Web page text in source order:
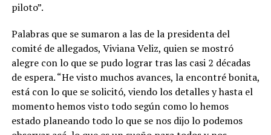
piloto”.
Palabras que se sumaron a las de la presidenta del
comité de allegados, Viviana Veliz, quien se mostró
alegre con lo que se pudo lograr tras las casi 2 décadas
de espera. “He visto muchos avances, la encontré bonita,
está con lo que se solicitó, viendo los detalles y hasta el
momento hemos visto todo según como lo hemos
estado planeando todo lo que se nos dijo lo podemos